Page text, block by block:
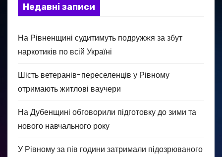
Недавні записи
На Рівненщині судитимуть подружжя за збут
наркотиків по всій Україні
Шість ветеранів-переселенців у Рівному
отримають житлові ваучери
На Дубенщині обговорили підготовку до зими та
нового навчального року
У Рівному за пів години затримали підозрюваного